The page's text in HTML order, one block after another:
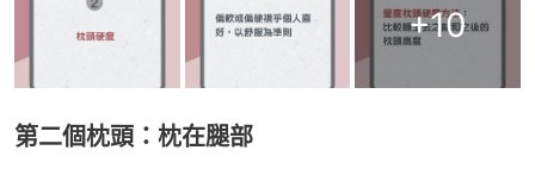
+10
第二個枕頭：枕在腿部